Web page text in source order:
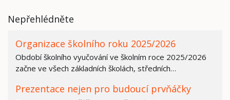
Nepřehlédněte
Organizace školního roku 2025/2026
Období školního vyučování ve školním roce 2025/2026
začne ve všech základních školách, středních…
Prezentace nejen pro budoucí prvňáčky